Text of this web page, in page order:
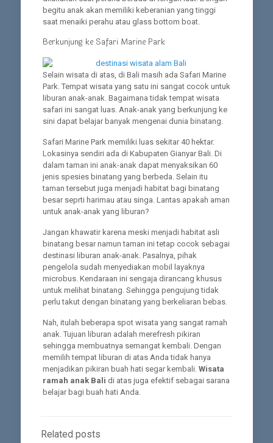
begitu anak akan memiliki keberanian yang tinggi
saat menaiki perahu atau glass bottom boat.
Berkunjung ke Safari Marine Park
Selain wisata di atas, di Bali masih ada Safari Marine
Park. Tempat wisata yang satu ini sangat cocok untuk
liburan anak-anak. Bagaimana tidak tempat wisata
safari ini sangat luas. Anak-anak yang berkunjung ke
sini dapat belajar banyak mengenai dunia binatang.
Safari Marine Park memiliki luas sekitar 40 hektar.
Lokasinya sendiri ada di Kabupaten Gianyar Bali. Di
dalam taman ini anak-anak dapat menyaksikan 60
jenis spesies binatang yang berbeda. Selain itu
taman tersebut juga menjadi habitat bagi binatang
besar seprti harimau atau singa. Lantas apakah aman
untuk anak-anak yang liburan?
Jangan khawatir karena meski menjadi habitat asli
binatang besar namun taman ini tetap cocok sebagai
destinasi liburan anak-anak. Pasalnya, pihak
pengelola sudah menyediakan mobil layaknya
microbus. Kendaraan ini sengaja dirancang khusus
untuk melihat binatang. Sehingga pengujung tidak
perlu takut dengan binatang yang berkeliaran bebas.
Nah, itulah beberapa spot wisata yang sangat ramah
anak. Tujuan liburan adalah merefresh pikiran
sehingga membuatnya semangat kembali. Dengan
memilih tempat liburan di atas Anda tidak hanya
menjadikan pikiran buah hati segar kembali. Wisata
ramah anak Bali di atas juga efektif sebagai sarana
belajar bagi buah hati Anda.
Related posts